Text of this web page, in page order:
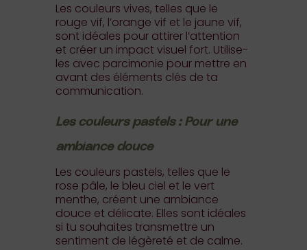
Les couleurs vives, telles que le
rouge vif, l’orange vif et le jaune vif,
sont idéales pour attirer l’attention
et créer un impact visuel fort. Utilise-
les avec parcimonie pour mettre en
avant des éléments clés de ta
communication.
Les couleurs pastels : Pour une
ambiance douce
Les couleurs pastels, telles que le
rose pâle, le bleu ciel et le vert
menthe, créent une ambiance
douce et délicate. Elles sont idéales
si tu souhaites transmettre un
sentiment de légèreté et de calme.